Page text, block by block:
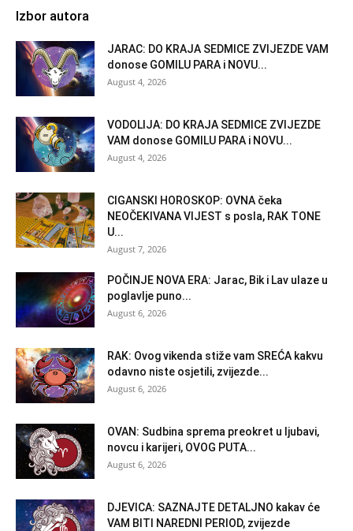
Izbor autora
JARAC: DO KRAJA SEDMICE ZVIJEZDE VAM
donose GOMILU PARA i NOVU...
August 4, 2026
VODOLIJA: DO KRAJA SEDMICE ZVIJEZDE
VAM donose GOMILU PARA i NOVU...
August 4, 2026
CIGANSKI HOROSKOP: OVNA čeka
NEOČEKIVANA VIJEST s posla, RAK TONE
U...
August 7, 2026
POČINJE NOVA ERA: Jarac, Bik i Lav ulaze u
poglavlje puno...
August 6, 2026
RAK: Ovog vikenda stiže vam SREĆA kakvu
odavno niste osjetili, zvijezde...
August 6, 2026
OVAN: Sudbina sprema preokret u ljubavi,
novcu i karijeri, OVOG PUTA...
August 6, 2026
DJEVICA: SAZNAJTE DETALJNO kakav će
VAM BITI NAREDNI PERIOD, zvijezde